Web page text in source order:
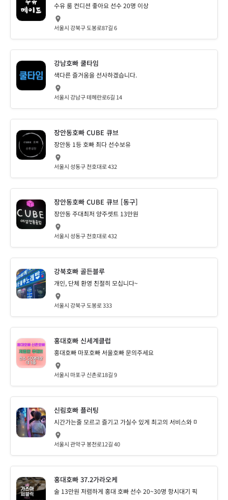
수유 룸 컨디션 좋아요 선수 20명 이상
서울시 강북구 도봉로87길 6
강남호빠 쿨타임
색다른 즐거움을 선사하겠습니다.
서울시 강남구 테헤란로6길 14
장안동호빠 CUBE 큐브
장안동 1등 호빠 최다 선수보유
서울시 성동구 천호대로 432
장안동호빠 CUBE 큐브 [동구]
장안동 주대최저 양주셋트 13만원
서울시 성동구 천호대로 432
강북호빠 골든블루
개인, 단체 환영 친절히 모십니다~
서울시 강북구 도봉로 333
홍대호빠 신세계클럽
홍대호빠 마포호빠 서울호빠 문의주세요
서울시 마포구 신촌로18길 9
신림호빠 플러팅
시간가는줄 모르고 즐기고 가실수 있게 최고의 서비스와 마인드로 여
서울시 관악구 봉천로12길 40
홍대호빠 37.2가라오케
술 13만원 저렴하게 홍대 호빠 선수 20~30명 항시대기 픽업가능!!